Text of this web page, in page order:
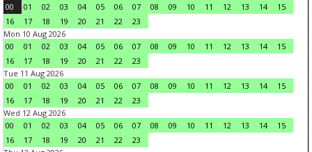
00
01 02 03 04 05 06 07 08 09 10 11 12 13 14
15
16
17 18 19 20 21 22
23
Mon 10 Aug 2026
00
01 02 03 04 05 06 07 08 09 10 11 12 13 14
15
16
17 18 19 20 21 22
23
Tue 11 Aug 2026
00
01 02 03 04 05 06 07 08 09 10 11 12 13 14
15
16
17 18 19 20 21 22
23
Wed 12 Aug 2026
00
01 02 03 04 05 06 07 08 09 10 11 12 13 14
15
16
17 18 19 20 21 22
23